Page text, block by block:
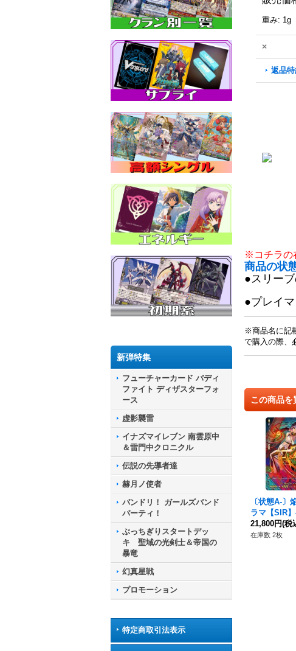
新弾特集
フューチャーカード バディ
ファイト ディザスターフォ
ース
虚影襲雷
イナズマイレブン 南雲原中
＆雷門中クロニクル
伝説の先導者達
赫月ノ使者
バンドリ！ ガールズバンド
パーティ！
ぶっちぎりスタートデッ
キ 聖域の光剣士＆帝国の
暴竜
幻真星戦
プロモーション
特定商取引法表示
重み: 1g
×
返品
※コチラの
商品の状
●スリー
●プレイ
※商品名に記
で購入の際、
この商品を
〔状態A-〕
ラマ【SIR
SIR18}《ド
パイア》
21,800円(税
在庫数 2枚